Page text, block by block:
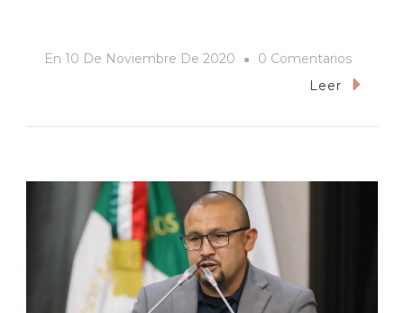
En 10 De Noviembre De 2020 0 ComentariosEn
Leer